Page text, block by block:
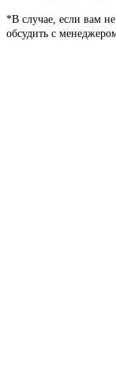
*В случае, если вам
обсудить с